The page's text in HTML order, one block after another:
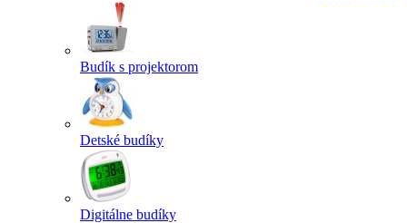
Budík s projektorom
Detské budíky
Digitálne budíky